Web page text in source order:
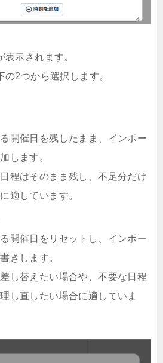
表示されます。
2つから選択します。
開催日を残したまま、インポー
します。
程はそのまま残し、不足分だけ
適しています。
開催日をリセットし、インポー
きします。
し替えたい場合や、不要な日程
し直したい場合に適していま